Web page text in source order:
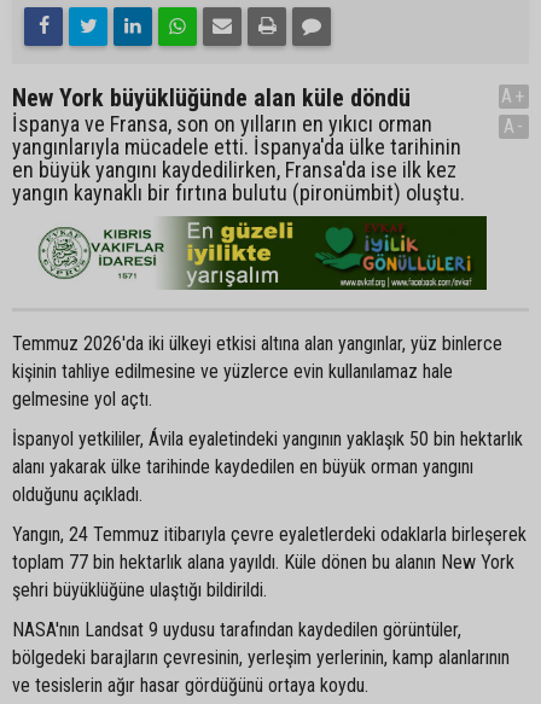
New York büyüklüğünde alan küle döndü
İspanya ve Fransa, son on yılların en yıkıcı orman
yangınlarıyla mücadele etti. İspanya'da ülke tarihinin
en büyük yangını kaydedilirken, Fransa'da ise ilk kez
yangın kaynaklı bir fırtına bulutu (pironümbit) oluştu.
A+
A-
Temmuz 2026'da iki ülkeyi etkisi altına alan yangınlar, yüz binlerce
kişinin tahliye edilmesine ve yüzlerce evin kullanılamaz hale
gelmesine yol açtı.
İspanyol yetkililer, Ávila eyaletindeki yangının yaklaşık 50 bin hektarlık
alanı yakarak ülke tarihinde kaydedilen en büyük orman yangını
olduğunu açıkladı.
Yangın, 24 Temmuz itibarıyla çevre eyaletlerdeki odaklarla birleşerek
toplam 77 bin hektarlık alana yayıldı. Küle dönen bu alanın New York
şehri büyüklüğüne ulaştığı bildirildi.
NASA'nın Landsat 9 uydusu tarafından kaydedilen görüntüler,
bölgedeki barajların çevresinin, yerleşim yerlerinin, kamp alanlarının
ve tesislerin ağır hasar gördüğünü ortaya koydu.